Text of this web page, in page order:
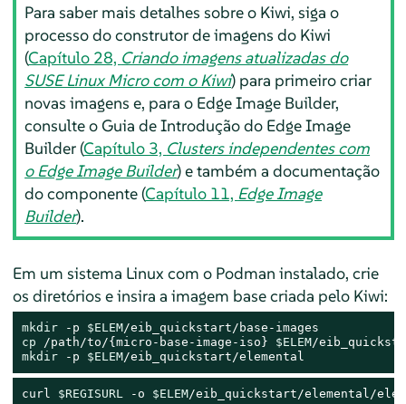
Para saber mais detalhes sobre o Kiwi, siga o
processo do construtor de imagens do Kiwi
(Capítulo 28, Criando imagens atualizadas do
SUSE Linux Micro com o Kiwi) para primeiro criar
novas imagens e, para o Edge Image Builder,
consulte o Guia de Introdução do Edge Image
Builder (Capítulo 3, Clusters independentes com
o Edge Image Builder) e também a documentação
do componente (Capítulo 11, Edge Image
Builder).
Em um sistema Linux com o Podman instalado, crie
os diretórios e insira a imagem base criada pelo Kiwi:
mkdir -p $ELEM
cp /path/to/{micro-base-image-iso} $ELEM
mkdir -p $ELEM/eib_quickstart/elemental
curl $REGISURL -o $ELEM/eib_quickstart/elemental/